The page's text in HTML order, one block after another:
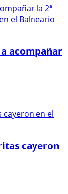
acompañar
cayeron